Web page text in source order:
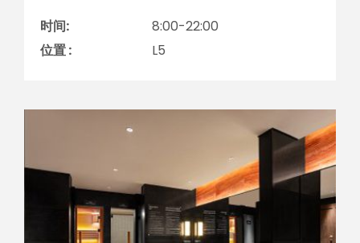
时间:
8:00-22:00
位置 :
L5